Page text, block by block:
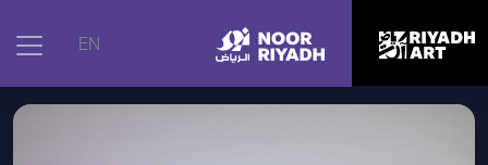
EN الرئيسية | الأعمال الفنية | لقاءات ناعمة